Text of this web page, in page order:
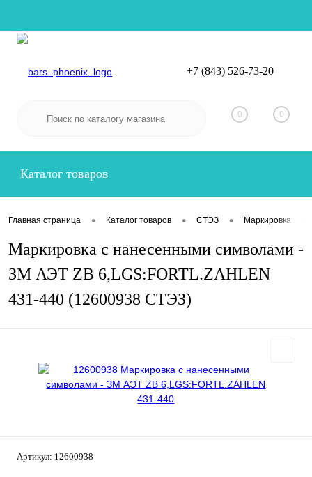
Вход
+7 (843) 526-73-20
0 0
Каталог товаров
Главная страница • Каталог товаров • СТЭЗ • Маркировка
Маркировка с нанесенными символами -
ЗМ АЭТ ZB 6,LGS:FORTL.ZAHLEN
431-440 (12600938 СТЭЗ)
Артикул: 12600938